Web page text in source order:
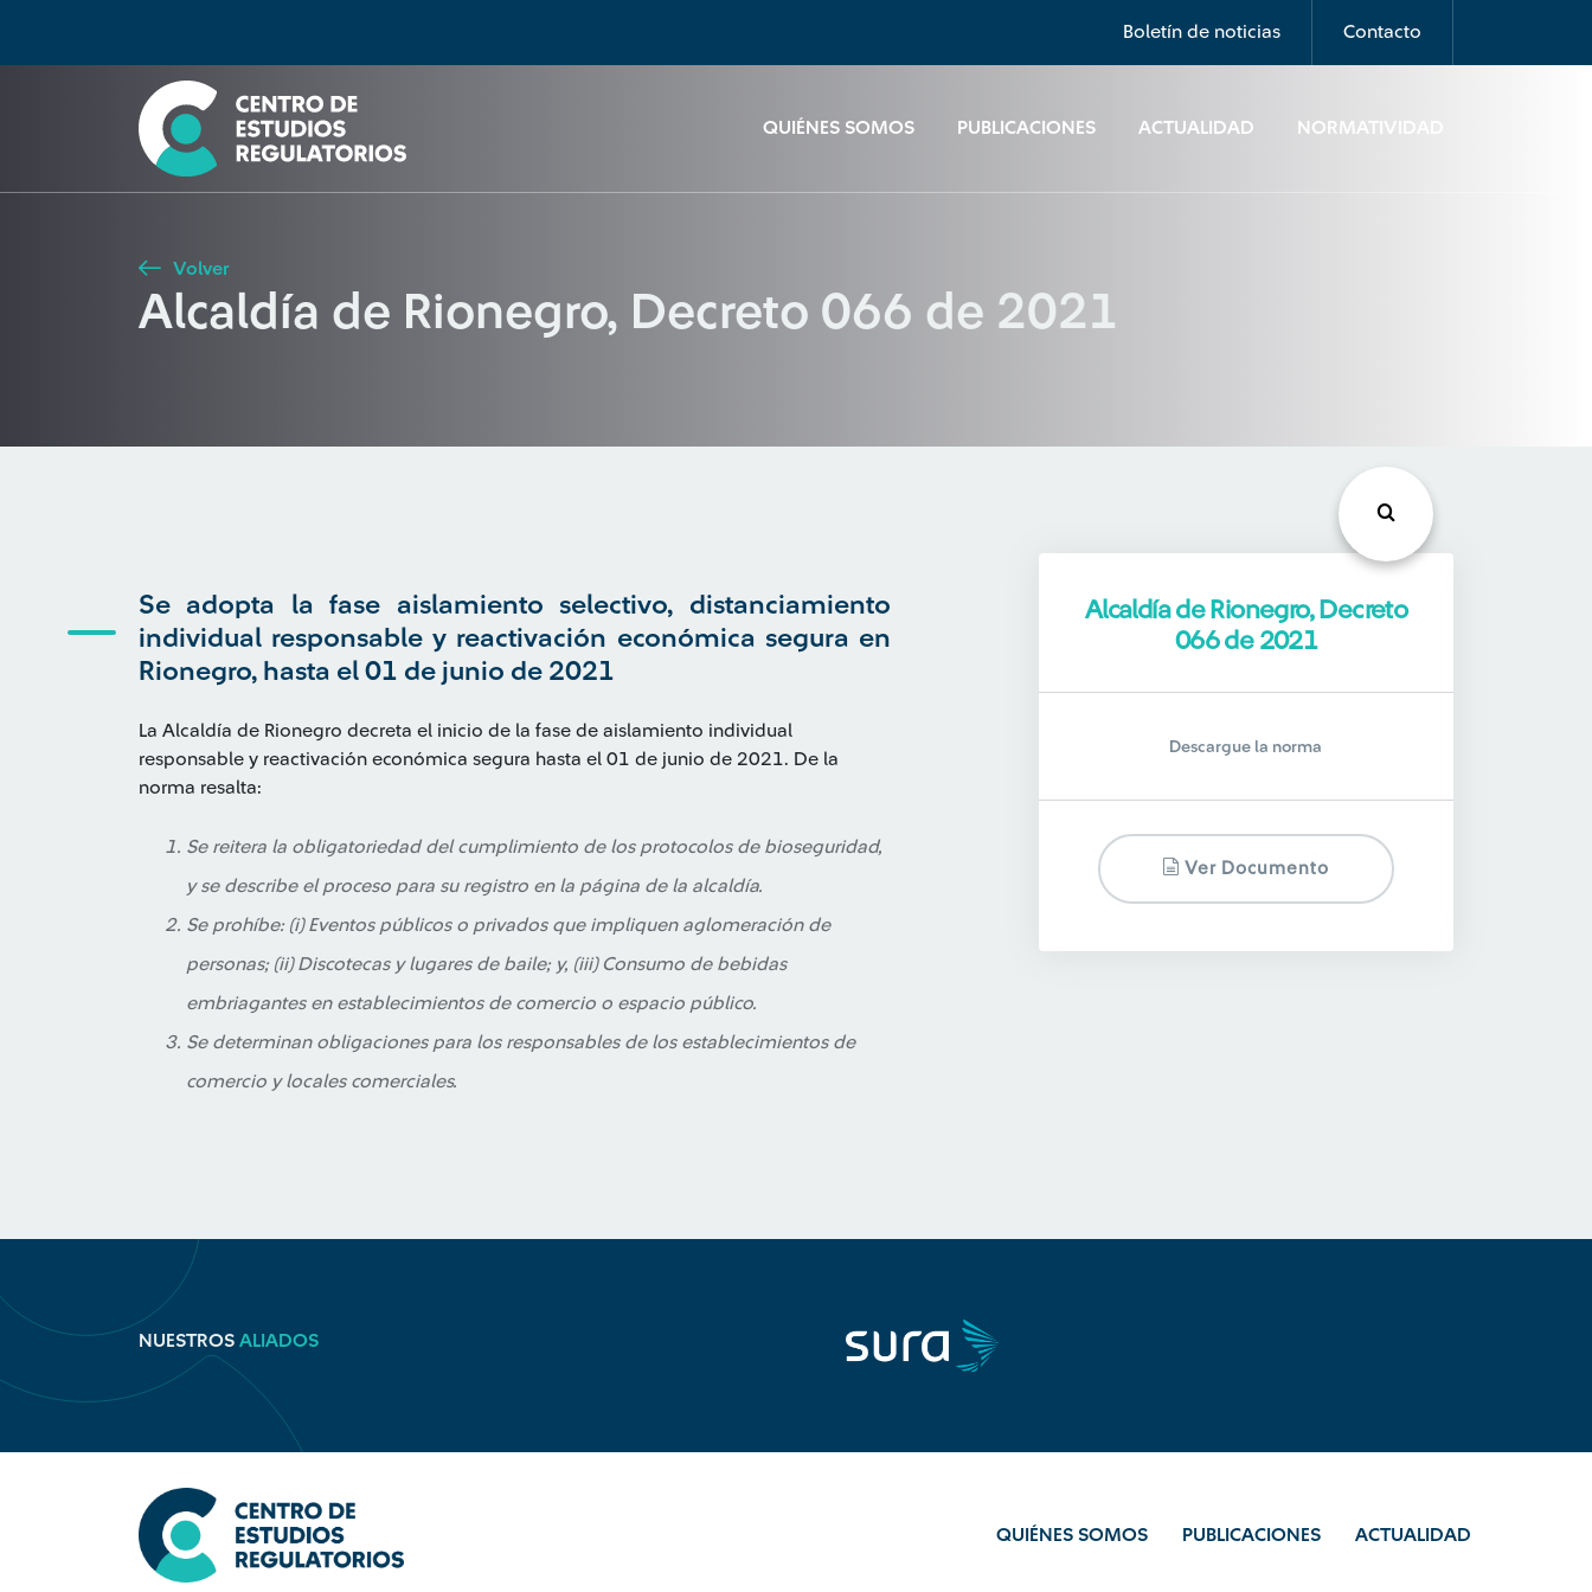
Boletín de noticias Contacto
QUIÉNES SOMOS PUBLICACIONES ACTUALIDAD NORMATIVIDAD
Seleccione país
Buscar
Volver
Alcaldía de Rionegro, Decreto 066 de 2021
Se adopta la fase aislamiento selectivo, distanciamiento
individual responsable y reactivación económica segura en
Rionegro, hasta el 01 de junio de 2021
La Alcaldía de Rionegro decreta el inicio de la fase de aislamiento individual
responsable y reactivación económica segura hasta el 01 de junio de 2021. De la
norma resalta:
Se reitera la obligatoriedad del cumplimiento de los protocolos de bioseguridad,
y se describe el proceso para su registro en la página de la alcaldía.
Se prohíbe: (i) Eventos públicos o privados que impliquen aglomeración de
personas; (ii) Discotecas y lugares de baile; y, (iii) Consumo de bebidas
embriagantes en establecimientos de comercio o espacio público.
Se determinan obligaciones para los responsables de los establecimientos de
comercio y locales comerciales.
Alcaldía de Rionegro, Decreto
066 de 2021
Descargue la norma
Ver Documento
NUESTROS ALIADOS
QUIÉNES SOMOS PUBLICACIONES ACTUALIDAD